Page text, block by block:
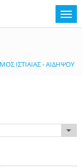
ΙΣΤΙΑΙΑΣ - ΑΙΔΗΨΟΥ